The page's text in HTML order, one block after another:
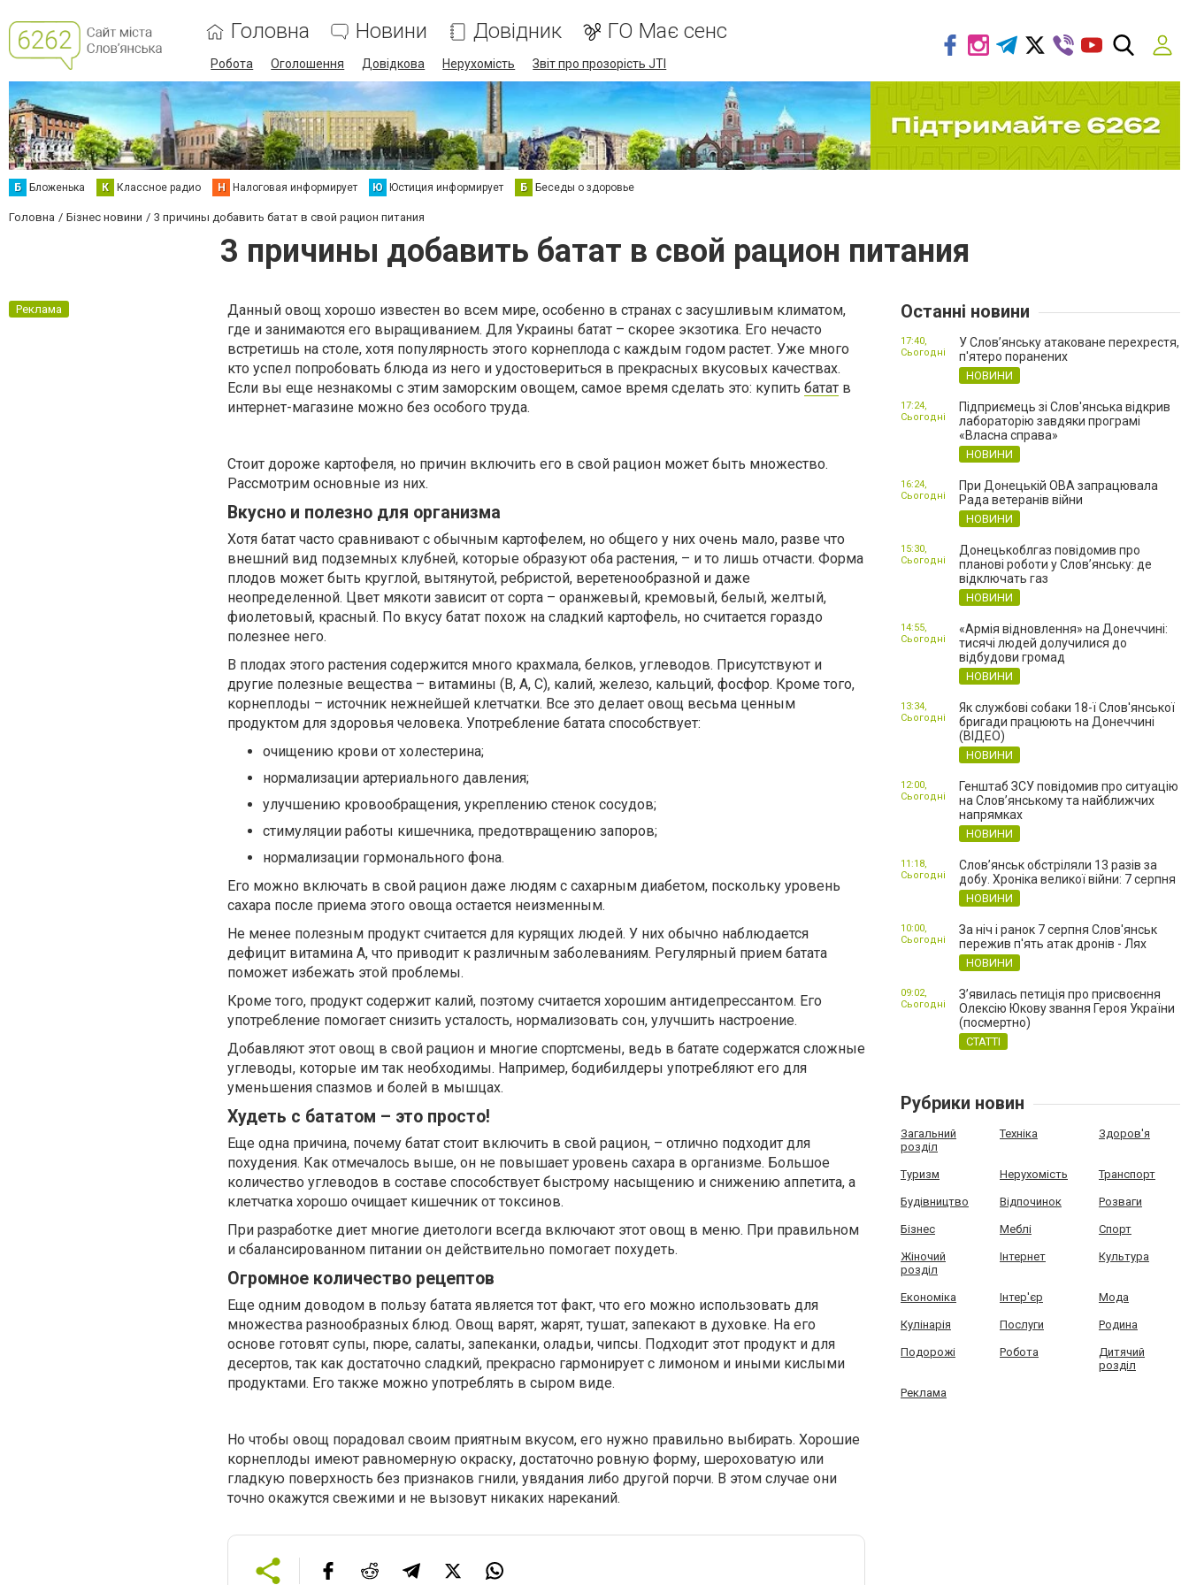
Головна Новини Довідник ГО Має сенс
Робота Оголошення Довідкова Нерухомість Звіт про прозорість JTI
Б Бложенька К Классное радио Н Налоговая информирует Ю Юстиция информирует Б Беседы о здоровье
Головна Бізнес новини 3 причины добавить батат в свой рацион питания
3 причины добавить батат в свой рацион питания
Реклама
Данный овощ хорошо известен во всем мире, особенно в странах с засушливым климатом,
где и занимаются его выращиванием. Для Украины батат – скорее экзотика. Его нечасто
встретишь на столе, хотя популярность этого корнеплода с каждым годом растет. Уже много
кто успел попробовать блюда из него и удостовериться в прекрасных вкусовых качествах.
Если вы еще незнакомы с этим заморским овощем, самое время сделать это: купить батат в
интернет-магазине можно без особого труда.
Стоит дороже картофеля, но причин включить его в свой рацион может быть множество.
Рассмотрим основные из них.
Вкусно и полезно для организма
Хотя батат часто сравнивают с обычным картофелем, но общего у них очень мало, разве что
внешний вид подземных клубней, которые образуют оба растения, – и то лишь отчасти. Форма
плодов может быть круглой, вытянутой, ребристой, веретенообразной и даже
неопределенной. Цвет мякоти зависит от сорта – оранжевый, кремовый, белый, желтый,
фиолетовый, красный. По вкусу батат похож на сладкий картофель, но считается гораздо
полезнее него.
В плодах этого растения содержится много крахмала, белков, углеводов. Присутствуют и
другие полезные вещества – витамины (В, А, С), калий, железо, кальций, фосфор. Кроме того,
корнеплоды – источник нежнейшей клетчатки. Все это делает овощ весьма ценным
продуктом для здоровья человека. Употребление батата способствует:
очищению крови от холестерина;
нормализации артериального давления;
улучшению кровообращения, укреплению стенок сосудов;
стимуляции работы кишечника, предотвращению запоров;
нормализации гормонального фона.
Его можно включать в свой рацион даже людям с сахарным диабетом, поскольку уровень
сахара после приема этого овоща остается неизменным.
Не менее полезным продукт считается для курящих людей. У них обычно наблюдается
дефицит витамина A, что приводит к различным заболеваниям. Регулярный прием батата
поможет избежать этой проблемы.
Кроме того, продукт содержит калий, поэтому считается хорошим антидепрессантом. Его
употребление помогает снизить усталость, нормализовать сон, улучшить настроение.
Добавляют этот овощ в свой рацион и многие спортсмены, ведь в батате содержатся сложные
углеводы, которые им так необходимы. Например, бодибилдеры употребляют его для
уменьшения спазмов и болей в мышцах.
Худеть с бататом – это просто!
Еще одна причина, почему батат стоит включить в свой рацион, – отлично подходит для
похудения. Как отмечалось выше, он не повышает уровень сахара в организме. Большое
количество углеводов в составе способствует быстрому насыщению и снижению аппетита, а
клетчатка хорошо очищает кишечник от токсинов.
При разработке диет многие диетологи всегда включают этот овощ в меню. При правильном
и сбалансированном питании он действительно помогает похудеть.
Огромное количество рецептов
Еще одним доводом в пользу батата является тот факт, что его можно использовать для
множества разнообразных блюд. Овощ варят, жарят, тушат, запекают в духовке. На его
основе готовят супы, пюре, салаты, запеканки, оладьи, чипсы. Подходит этот продукт и для
десертов, так как достаточно сладкий, прекрасно гармонирует с лимоном и иными кислыми
продуктами. Его также можно употреблять в сыром виде.
Но чтобы овощ порадовал своим приятным вкусом, его нужно правильно выбирать. Хорошие
корнеплоды имеют равномерную окраску, достаточно ровную форму, шероховатую или
гладкую поверхность без признаков гнили, увядания либо другой порчи. В этом случае они
точно окажутся свежими и не вызовут никаких нареканий.
Останні новини
У Слов’янську атаковане перехрестя,
п'ятеро поранених
НОВИНИ
17:40,
Сьогодні
Підприємець зі Слов'янська відкрив
лабораторію завдяки програмі
«Власна справа»
НОВИНИ
17:24,
Сьогодні
При Донецькій ОВА запрацювала
Рада ветеранів війни
НОВИНИ
16:24,
Сьогодні
Донецькоблгаз повідомив про
планові роботи у Слов’янську: де
відключать газ
НОВИНИ
15:30,
Сьогодні
«Армія відновлення» на Донеччині:
тисячі людей долучилися до
відбудови громад
НОВИНИ
14:55,
Сьогодні
Як службові собаки 18-ї Слов'янської
бригади працюють на Донеччині
(ВІДЕО)
НОВИНИ
13:34,
Сьогодні
Генштаб ЗСУ повідомив про ситуацію
на Слов’янському та найближчих
напрямках
НОВИНИ
12:00,
Сьогодні
Слов’янськ обстріляли 13 разів за
добу. Хроніка великої війни: 7 серпня
НОВИНИ
11:18,
Сьогодні
За ніч і ранок 7 серпня Слов'янськ
пережив п'ять атак дронів - Лях
НОВИНИ
10:00,
Сьогодні
З’явилась петиція про присвоєння
Олексію Юкову звання Героя України
(посмертно)
СТАТТІ
09:02,
Сьогодні
Рубрики новин
Загальний
розділ
Техніка Здоров'я
Туризм Нерухомість Транспорт
Будівництво Відпочинок Розваги
Бізнес Меблі Спорт
Жіночий
розділ
Інтернет Культура
Економіка Інтер'єр Мода
Кулінарія Послуги Родина
Подорожі Робота
Дитячий
розділ
Реклама